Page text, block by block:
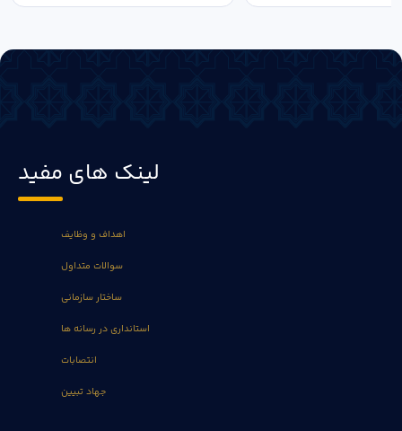
لینک های مفید
اهداف و وظایف
سوالات متداول
ساختار سازمانی
استانداری در رسانه ها
انتصابات
جهاد تبیین